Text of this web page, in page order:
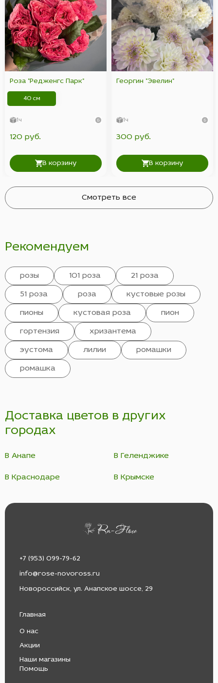
Роза "Редженгс Парк"
40 см
1ч
120 руб.
В корзину
Георгин "Эвелин"
1ч
300 руб.
В корзину
Смотреть все
Рекомендуем
розы 101 роза 21 роза
51 роза роза кустовые розы
пионы кустовая роза пион
гортензия хризантема
эустома лилии ромашки
ромашка
Доставка цветов в других
городах
В Анапе В Геленджике
В Краснодаре В Крымске
+7 (953) 099-79-62
info@rose-novoross.ru
Новороссийск, ул. Анапское шоссе, 29
Главная
О нас
Акции
Наши магазины
Помощь